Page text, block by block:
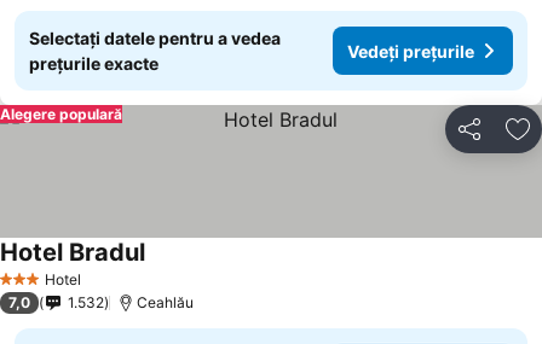
Selectați datele pentru a vedea
prețurile exacte
Vedeți prețurile
Distribuiți
Alegere populară
3 SteleHotel
Hotel Bradul
7,0 1.532 Ceahlău